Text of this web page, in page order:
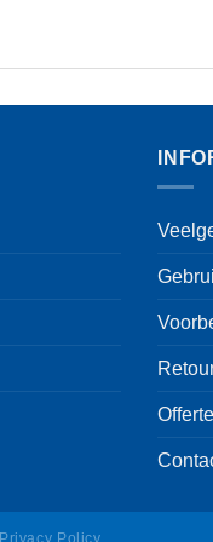
Offerte
Privacy Policy